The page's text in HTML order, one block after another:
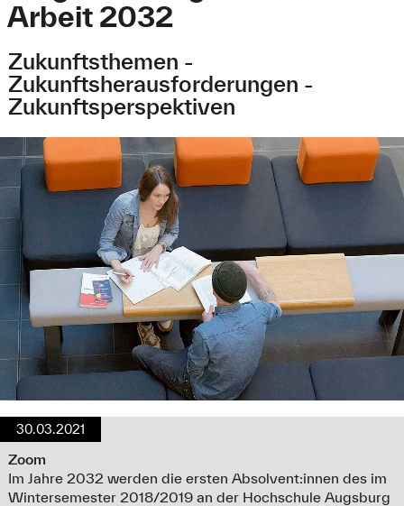
Arbeit 2032
Zukunftsthemen -
Zukunftsherausforderungen -
Zukunftsperspektiven
30.03.2021
Zoom
Im Jahre 2032 werden die ersten Absolvent:innen des im
Wintersemester 2018/2019 an der Hochschule Augsburg